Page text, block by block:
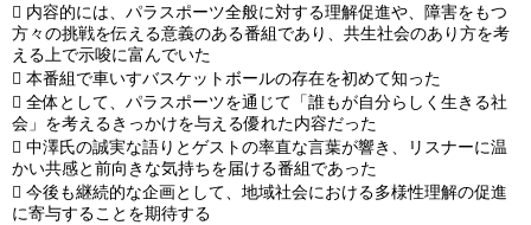
 内容的には、パラスポーツ全般に対する理解促進や、障害をもつ
方々の挑戦を伝える意義のある番組であり、共生社会のあり方を考
える上で示唆に富んでいた
 本番組で車いすバスケットボールの存在を初めて知った
 全体として、パラスポーツを通じて「誰もが自分らしく生きる社
会」を考えるきっかけを与える優れた内容だった
 中澤氏の誠実な語りとゲストの率直な言葉が響き、リスナーに温
かい共感と前向きな気持ちを届ける番組であった
 今後も継続的な企画として、地域社会における多様性理解の促進
に寄与することを期待する